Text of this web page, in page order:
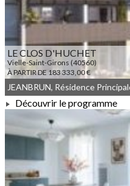
LE CLOS D'HUCHET
Vielle-Saint-Girons (40560)
À PARTIR DE 183 333,00 €
À PARTIR DE 183 333,00 €
Découvrir le programme